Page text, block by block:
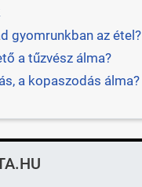
gyomrunkban az étel?
a tűzvész álma?
a kopaszodás álma?